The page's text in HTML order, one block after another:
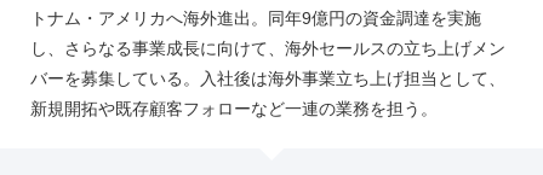
トナム・アメリカへ海外進出。同年9億円の資金調達を実施
し、さらなる事業成長に向けて、海外セールスの立ち上げメン
バーを募集している。入社後は海外事業立ち上げ担当として、
新規開拓や既存顧客フォローなど一連の業務を担う。